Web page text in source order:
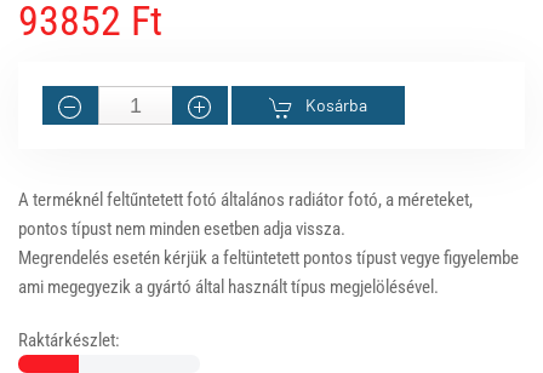
93852 Ft
Kosárba
A terméknél feltűntetett fotó általános radiátor fotó, a méreteket,
pontos típust nem minden esetben adja vissza.
Megrendelés esetén kérjük a feltüntetett pontos típust vegye figyelembe
ami megegyezik a gyártó által használt típus megjelölésével.
Raktárkészlet: